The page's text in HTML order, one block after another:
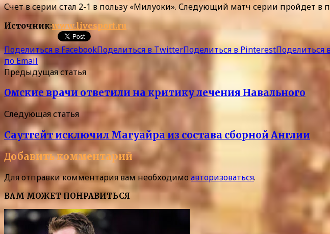
Счет в серии стал 2-1 в пользу «Милуоки». Следующий матч серии пройдет в
Источник:www.livesport.ru
Поделиться в FacebookПоделиться в TwitterПоделиться в PinterestПоделиться
по Email
Предыдущая статья
Омские врачи ответили на критику лечения Навального
Следующая статья
Саутгейт исключил Магуайра из состава сборной Англии
Добавить комментарий
Для отправки комментария вам необходимоавторизоваться.
ВАМ МОЖЕТ ПОНРАВИТЬСЯ